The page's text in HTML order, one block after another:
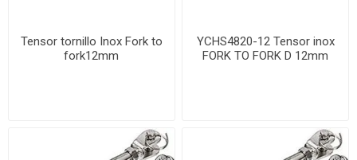
Tensor tornillo Inox Fork to
fork12mm
YCHS4820-12 Tensor inox
FORK TO FORK D 12mm